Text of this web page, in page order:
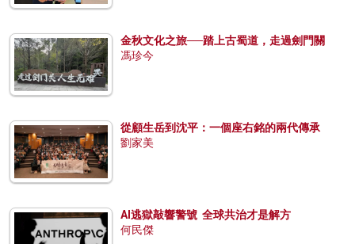
金秋文化之旅──踏上古蜀道，走過劍門關
馮珍今
從顧生岳到沈平：一個座右銘的兩代傳承
劉家美
AI逃獄敲響警號 全球共治才是解方
何民傑